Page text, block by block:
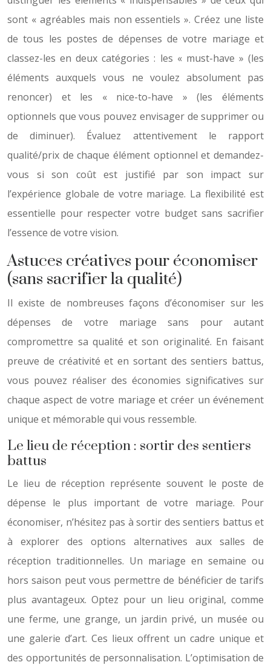
sont « agréables mais non essentiels ». Créez une liste
de tous les postes de dépenses de votre mariage et
classez-les en deux catégories : les « must-have » (les
éléments auxquels vous ne voulez absolument pas
renoncer) et les « nice-to-have » (les éléments
optionnels que vous pouvez envisager de supprimer ou
de diminuer). Évaluez attentivement le rapport
qualité/prix de chaque élément optionnel et demandez-
vous si son coût est justifié par son impact sur
l’expérience globale de votre mariage. La flexibilité est
essentielle pour respecter votre budget sans sacrifier
l’essence de votre vision.
Astuces créatives pour économiser
(sans sacrifier la qualité)
Il existe de nombreuses façons d’économiser sur les
dépenses de votre mariage sans pour autant
compromettre sa qualité et son originalité. En faisant
preuve de créativité et en sortant des sentiers battus,
vous pouvez réaliser des économies significatives sur
chaque aspect de votre mariage et créer un événement
unique et mémorable qui vous ressemble.
Le lieu de réception : sortir des sentiers
battus
Le lieu de réception représente souvent le poste de
dépense le plus important de votre mariage. Pour
économiser, n’hésitez pas à sortir des sentiers battus et
à explorer des options alternatives aux salles de
réception traditionnelles. Un mariage en semaine ou
hors saison peut vous permettre de bénéficier de tarifs
plus avantageux. Optez pour un lieu original, comme
une ferme, une grange, un jardin privé, un musée ou
une galerie d’art. Ces lieux offrent un cadre unique et
des opportunités de personnalisation. L’optimisation de